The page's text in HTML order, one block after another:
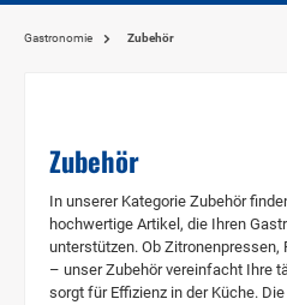
Gastronomie Zubehör
Zubehör
In unserer Kategorie Zubehör
hochwertige Artikel, die Ihren
unterstützen. Ob
– unser Zubehör vereinfacht Ihre
sorgt für Effizienz in der Küche.